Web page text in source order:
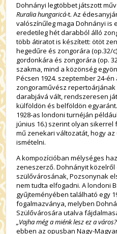
Dohnányi legtöbbet játszott
Ruralia hungaricá-t. Az
valószínűleg maga Dohnányi is
eredetileg hét darabból álló
több átiratot is készített: ötöt
hegedűre és zongorára (op.32/
gordonkára és zongorára (op.
szakma, mind a közönség
Pécsen 1924. szeptember 24-
zongoraművész
darabjává vált, rendszeresen
külföldön és belföldön
1928-as londoni turnéján
június 16.) szerint olyan
mű zenekari változatát, hogy
ismételni.
A kompozícióban mélységes
zeneszerző. Dohnányit
szülővárosának, Pozsonynak
nem tudta elfogadni. A londoni
gyűjteményében található egy
fogalmazványa, melyben
Szülővárosára utalva
„Vajha még a miénk lesz ez a
ebben az opusban Nagy-